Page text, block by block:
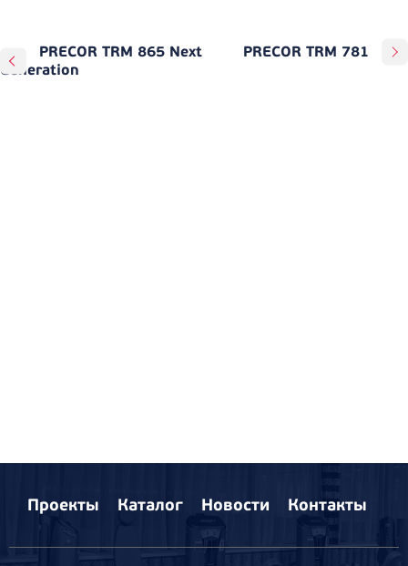
PRECOR TRM 865 Next
Generation
PRECOR TRM 781
Проекты Каталог Новости Контакты